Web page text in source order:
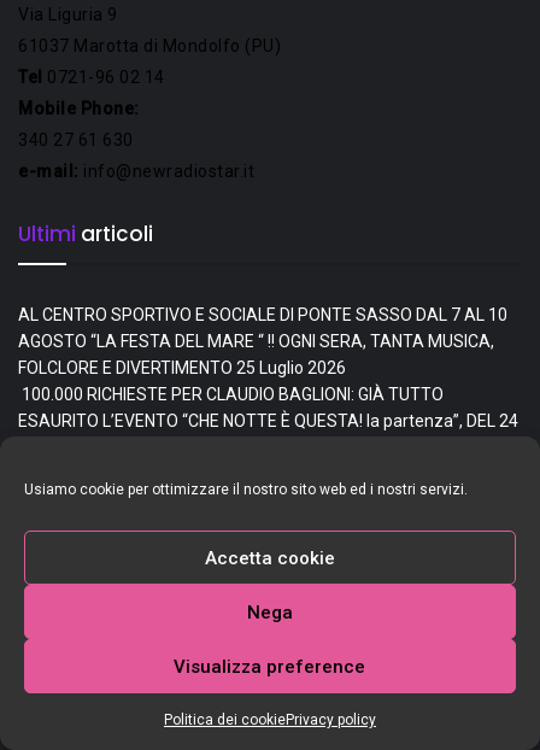
Usiamo cookie per ottimizzare il nostro sito web ed i nostri servizi.
Accetta cookie
Nega
Visualizza preference
Politica dei cookiePrivacy policy
Via Liguria 9
61037 Marotta di Mondolfo (PU)
Tel 0721-96 02 14
Mobile Phone:
340 27 61 630
e-mail: info@newradiostar.it
Ultimi articoli
AL CENTRO SPORTIVO E SOCIALE DI PONTE SASSO DAL 7 AL 10
AGOSTO “LA FESTA DEL MARE “ !! OGNI SERA, TANTA MUSICA,
FOLCLORE E DIVERTIMENTO 25 Luglio 2026
100.000 RICHIESTE PER CLAUDIO BAGLIONI: GIÀ TUTTO
ESAURITO L’EVENTO “CHE NOTTE È QUESTA! la partenza”, DEL 24
OTTOBRE 2026.24 Luglio 2026
SEGNI DI VITA, SERATA BENEFICA PER SOSTENERE
L’ASSOCIAZIONE OPERE CARITATIVE FRANCESCANE L’iniziativa,
che si inserisce nel solco dell’800° anniversario della morte di San
Francesco d’Assisi, è promossa dalla Commissione regionale Pari
opportunità in collaborazione con il Comando Militare Esercito
Marche. Appuntamento il 22 luglio, alle 20.30, presso la Caserma
“Falcinelli” di Ancona
CASINE DI OSTRA dal 31 Luglio al 5 Agosto – SAGRA DELLE